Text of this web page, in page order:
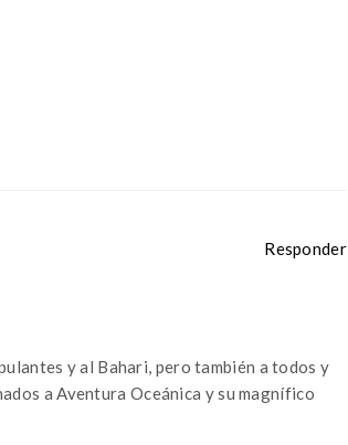
y al Bahari, pero también a todos y
a Aventura Oceánica y su magnífico
Responder